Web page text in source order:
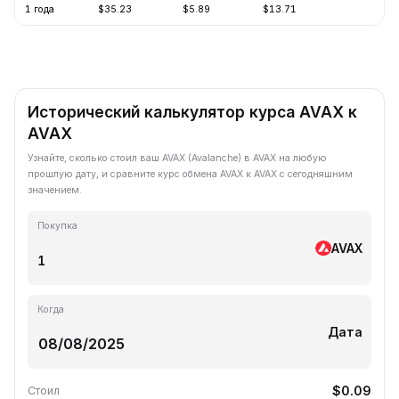
1 года $35.23 $5.89 $13.71
Исторический калькулятор курса AVAX к
AVAX
Узнайте, сколько стоил ваш AVAX (Avalanche) в AVAX на любую
прошлую дату, и сравните курс обмена AVAX к AVAX с сегодняшним
значением.
Покупка
AVAX
Когда
Дата
Стоил $0.09